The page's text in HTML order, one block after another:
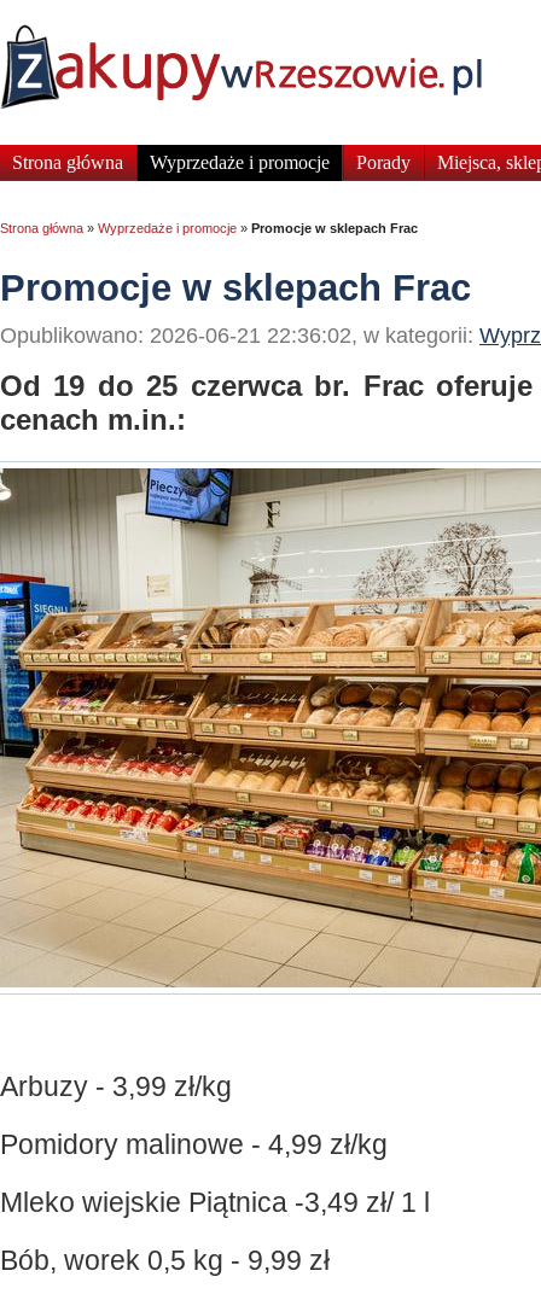
Strona główna Wyprzedaże i promocje Porady Miejsca,
Strona główna » Wyprzedaże i promocje » Promocje w sklepach Frac
Promocje w sklepach Frac
Opublikowano: 2026-06-21 22:36:02, w kategorii:
Od 19 do 25 czerwca br. Frac
cenach m.in.:
Arbuzy - 3,99 zł/kg
Pomidory malinowe - 4,99 zł/kg
Mleko wiejskie Piątnica -3,49 zł/ 1 l
Bób, worek 0,5 kg - 9,99 zł